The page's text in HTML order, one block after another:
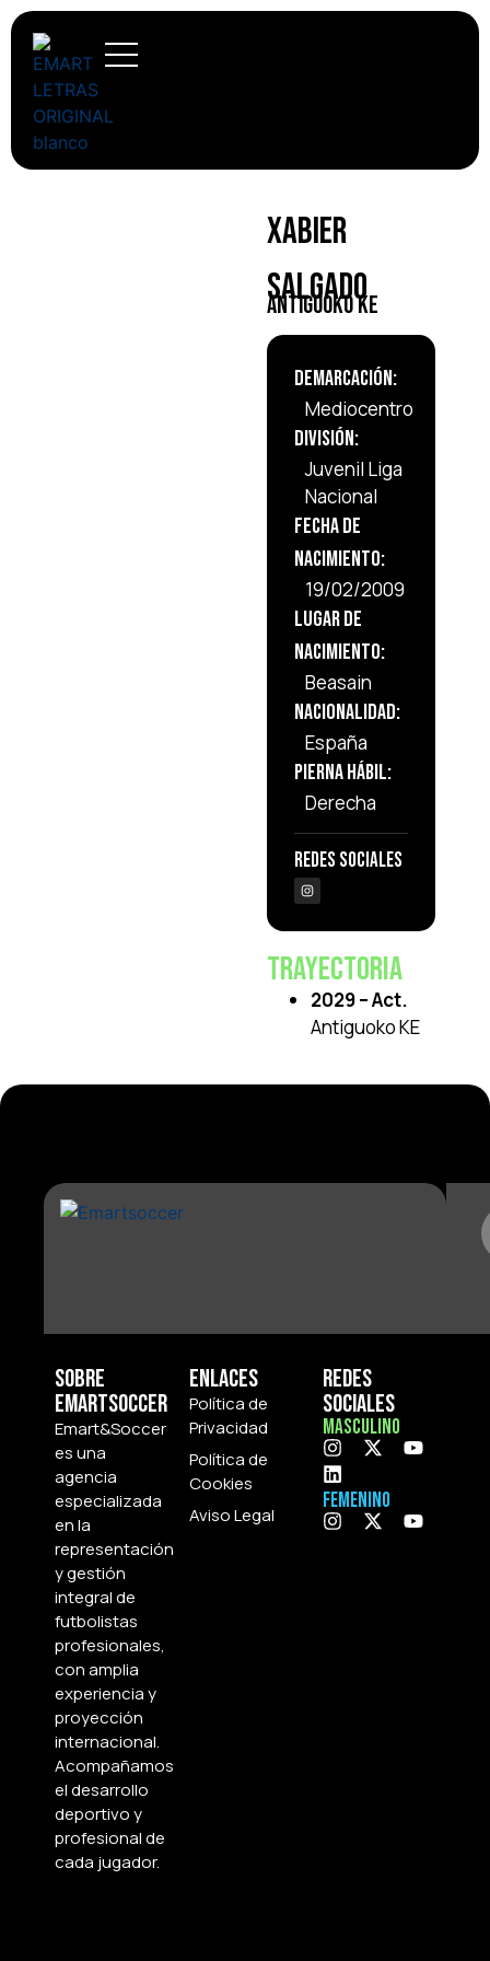
Xabier
Salgado
Antiguoko KE
Demarcación:
Mediocentro
División:
Juvenil Liga
Nacional
Fecha de
Nacimiento:
19/02/2009
Lugar de
Nacimiento:
Beasain
Nacionalidad:
España
Pierna Hábil:
Derecha
Redes Sociales
Trayectoria
2029 – Act.
Antiguoko KE
Sobre
Emartsoccer
Emart&Soccer
es una
agencia
especializada
en la
representación
y gestión
integral de
futbolistas
profesionales,
con amplia
experiencia y
proyección
internacional.
Acompañamos
el desarrollo
deportivo y
profesional de
cada jugador.
Enlaces
Política de
Privacidad
Política de
Cookies
Aviso Legal
Redes
Sociales
Masculino
Femenino